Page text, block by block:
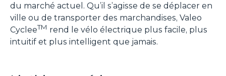
du marché actuel. Qu’il s’agisse de se déplacer en
ville ou de transporter des marchandises, Valeo
CycleeTM rend le vélo électrique plus facile, plus
intuitif et plus intelligent que jamais.